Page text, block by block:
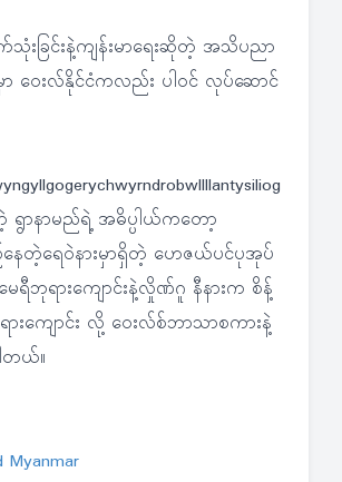
းခြင်းနဲ့ကျန်းမာရေးဆိုတဲ့ အသိပညာ
ဝေးလ်နိုင်ငံကလည်း ပါဝင် လုပ်ဆောင်
ရွာနာမည်ရဲ့ အဓိပ္ပါယ်ကတော့
ေတဲ့ရေဝဲနားမှာရှိတဲ့ ဟေဇယ်ပင်ပုအုပ်
ရီဘုရားကျောင်းနဲ့လှိုဏ်ဂူ နီနားက စိန့်
ကျောင်း လို့ ဝေးလ်စ်ဘာသာစကားနဲ့
တယ်။
Myanmar